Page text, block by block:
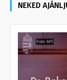
NEKED